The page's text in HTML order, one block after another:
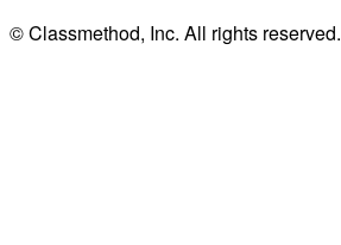
© Classmethod, Inc. All rights reserved.